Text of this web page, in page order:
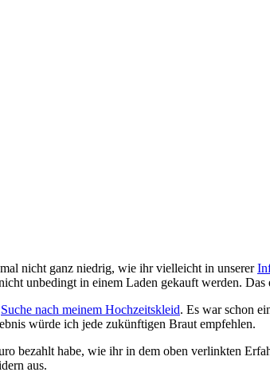
nicht ganz niedrig, wie ihr vielleicht in unserer
unbedingt in einem Laden gekauft werden.
Suche nach meinem Hochzeitskleid. Es war schon
würde ich jede zukünftigen Braut empfehlen.
bezahlt habe, wie ihr in dem oben verlinkten
aus.